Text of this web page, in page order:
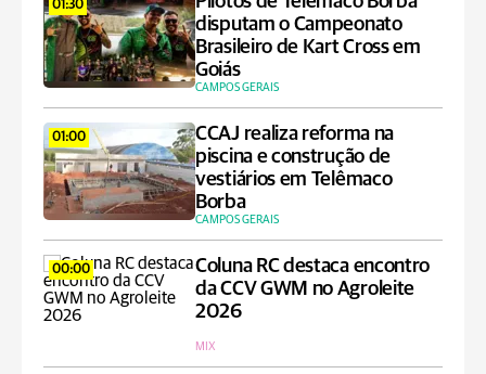
01:30
disputam o Campeonato
Brasileiro de Kart Cross em
Goiás
CAMPOS GERAIS
01:00
CCAJ realiza reforma na
piscina e construção de
vestiários em Telêmaco
Borba
CAMPOS GERAIS
00:00
Coluna RC destaca encontro
da CCV GWM no Agroleite
2026
MIX